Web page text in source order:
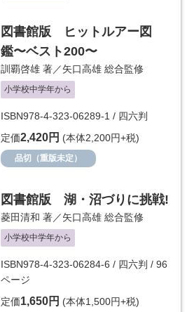
図書館版 ヒットルアー図
鑑〜ベスト200〜
訓覇啓雄 著／矢口高雄 総合監修
小学校中学年から
ISBN978-4-323-06289-1 / 四六判
定価2,420円 (本体2,200円+税)
品切（重版未定）
図書館版 湖・沼づりに挑戦!
菱田清和 著／矢口高雄 総合監修
小学校中学年から
ISBN978-4-323-06284-6 / 四六判 / 96
ページ
定価1,650円 (本体1,500円+税)